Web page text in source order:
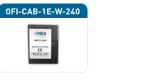
OFI-CAB-1E-W-240